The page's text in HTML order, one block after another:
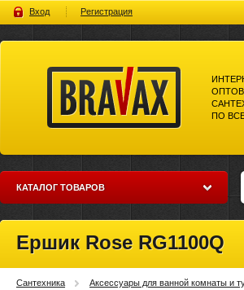
Вход Регистрация
всей россии
ПО
КАТАЛОГ ТОВАРОВ
Ершик Rose RG1100Q
Сантехника Аксессуары для ванной комнаты и